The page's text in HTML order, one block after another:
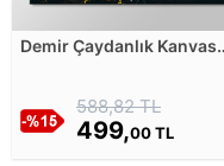
Demir Çaydanlık Kanvas
588,82 TL
499,00 TL